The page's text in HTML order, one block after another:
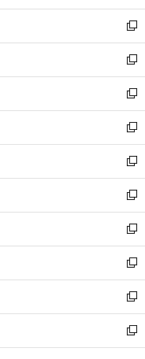
開
く
ウ
で
開
く
ン
ド
ウ
で
開
く
ウ
ィ
ン
ド
ウ
で
開
く
新
し
い
ウ
ィ
ン
ド
ウ
で
開
く
新
し
い
ウ
ィ
ン
ド
ウ
で
開
く
新
し
い
ウ
ィ
ン
ド
ウ
で
開
く
新
し
い
ウ
ィ
ン
ド
ウ
で
開
く
新
し
い
ウ
ィ
ン
ド
ウ
で
開
く
新
し
い
ウ
ィ
ン
ド
ウ
で
開
新
し
い
ウ
ィ
ン
ド
ウ
新
し
い
ウ
ィ
ン
新
し
い
ウ
新
し